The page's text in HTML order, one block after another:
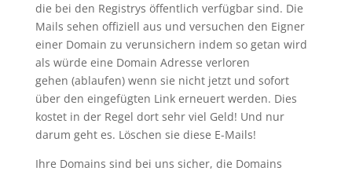
die bei den Registrys öffentlich verfügbar sind. Die
Mails sehen offiziell aus und versuchen den Eigner
einer Domain zu verunsichern indem so getan wird
als würde eine Domain Adresse verloren
gehen (ablaufen) wenn sie nicht jetzt und sofort
über den eingefügten Link erneuert werden. Dies
kostet in der Regel dort sehr viel Geld! Und nur
darum geht es. Löschen sie diese E-Mails!
Ihre Domains sind bei uns sicher, die Domains